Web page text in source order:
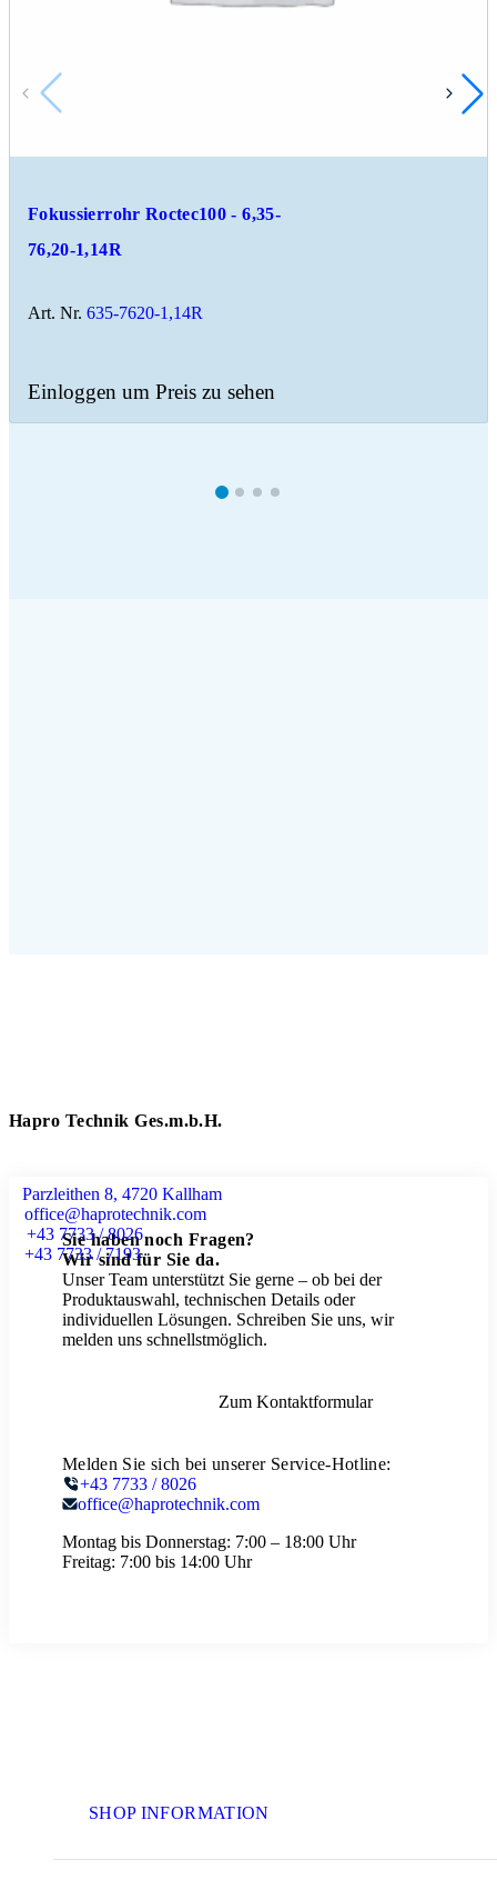
Fokussierrohr Roctec100 - 6,35-
76,20-1,14R
Art. Nr. 635-7620-1,14R
Einloggen um Preis zu sehen
Hapro Technik Ges.m.b.H.
Parzleithen 8, 4720 Kallham
office@haprotechnik.com
+43 7733 / 8026
+43 7733 / 7193
Sie haben noch Fragen?
Wir sind für Sie da.
Unser Team unterstützt Sie gerne – ob bei der
Produktauswahl, technischen Details oder
individuellen Lösungen. Schreiben Sie uns, wir
melden uns schnellstmöglich.
Zum Kontaktformular
Melden Sie sich bei unserer Service-Hotline:
+43 7733 / 8026
office@haprotechnik.com
Montag bis Donnerstag: 7:00 – 18:00 Uhr
Freitag: 7:00 bis 14:00 Uhr
SHOP INFORMATION